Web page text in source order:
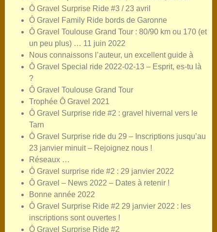
Ô Gravel Surprise Ride #3 / 23 avril
Ô Gravel Family Ride bords de Garonne
Ô Gravel Toulouse Grand Tour : 80/90 km ou 170 (et
un peu plus) … 11 juin 2022
Nous connaissons l’auteur, un excellent guide à
Ô Gravel Special ride 2022-02-13 – Esprit, es-tu là
?
Ô Gravel Toulouse Grand Tour
Trophée Ô Gravel 2021
Ô Gravel Surprise ride #2 : gravel hivernal vers le
Tarn
Ô Gravel Surprise ride du 29 – Inscriptions jusqu’au
23 janvier minuit – Rejoignez nous !
Réseaux …
Ô Gravel surprise ride #2 : 29 janvier 2022
Ô Gravel – News 2022 – Dates à retenir !
Bonne année 2022
Ô Gravel Surprise Ride #2 29 janvier 2022 : les
inscriptions sont ouvertes !
Ô Gravel Surprise Ride #2